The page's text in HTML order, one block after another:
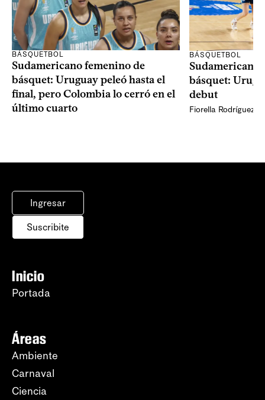
BÁSQUETBOL
Sudamericano femenino de
básquet: Uruguay peleó hasta el
final, pero Colombia lo cerró en el
último cuarto
BÁSQUETBOL
Sudamericano
básquet:
debut
Fiorella Rodríguez
Ingresar
Suscribite
Inicio
Portada
Áreas
Ambiente
Carnaval
Ciencia